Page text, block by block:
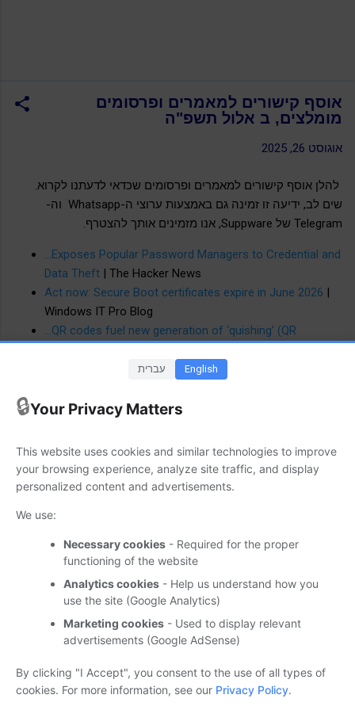
אוסף קישורים למאמרים ופרסומים
מומלצים, ב אלול תשפ"ה
אוגוסט 26, 2025
להלן אוסף קישורים למאמרים ופרסומים שכדאי לדעתנו לקרוא.
שים לב, ידיעה זו זמינה גם באמצעות ערוצי ה-Whatsapp וה-
Telegram של Suppware, אנו מזמינים אותך להצטרף.
...Exposes Popular Password Managers to Credential and
Data Theft | The Hacker News
Act now: Secure Boot certificates expire in June 2026 |
Windows IT Pro Blog
...QR codes fuel new generation of ‘quishing’ (QR
Discontinuation of Microsoft Lens
Introducing Copilot Mode in Edge: A new way to browse
Java 25 ditches 32-bit x86, adds 17 new features
Register
PowerShell 2.0 removal from Windows
Suppware | אנו מזמינים אותך להצטרף.
עדכונים ומידע טכנולוגי מסחרי ומנהלי
🔒Your Privacy Matters
עברית English
This website uses cookies and similar technologies to improve
your browsing experience, analyze site traffic, and display
personalized content and advertisements.
We use:
Necessary cookies - Required for the proper
functioning of the website
Analytics cookies - Help us understand how you
use the site (Google Analytics)
Marketing cookies - Used to display relevant
advertisements (Google AdSense)
By clicking "I Accept", you consent to the use of all types of
cookies. For more information, see our Privacy Policy.